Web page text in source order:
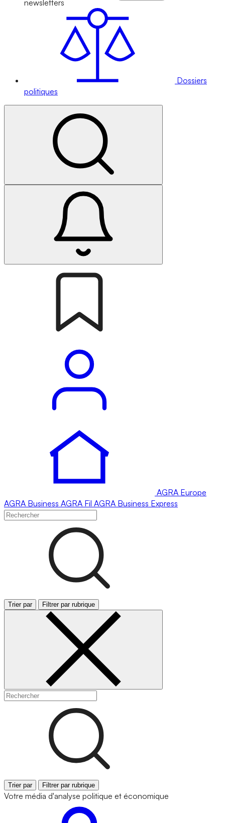
newsletters
Dossiers
politiques
AGRA Europe
AGRA Business AGRA Fil AGRA Business Express
Trier par Filtrer par rubrique
Trier par Filtrer par rubrique
Votre média d'analyse politique et économique